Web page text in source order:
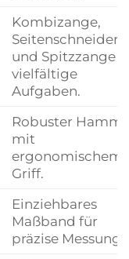
Kombizange,
Seitenschneider
und Spitzzange
vielfältige
Aufgaben.
Robuster
mit
ergonomischem
Griff.
Einziehbares
Maßband für
präzise